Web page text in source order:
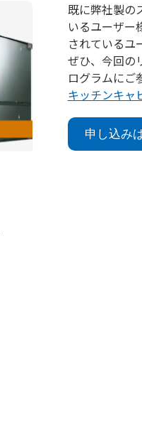
既に弊社製の
いるユーザー
されているユ
ぜひ、今回の
ログラムにご
キッチンキャ
申し込み